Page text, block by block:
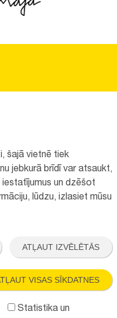
"
Bērnu slimnīcas fonda
šajā vietnē tiek
jebkurā brīdī var atsaukt,
un dzēšot
lūdzu, izlasiet mūsu
ATĻAUT IZVĒLĒTĀS
VISAS SĪKDATNES
Statistika un